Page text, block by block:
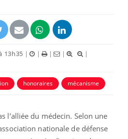
13h35 | | | |
|
honoraires mécanisme
l’alliée du médecin. Selon une
nationale de défense